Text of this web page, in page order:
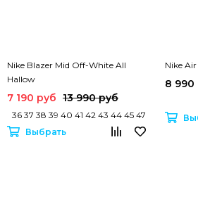
Nike Blazer Mid Off-White All
Hallow
7 190 руб 13 990 руб
36 37 38 39 40 41 42 43 44 45 47
Выбрать
Nike Air
8 990